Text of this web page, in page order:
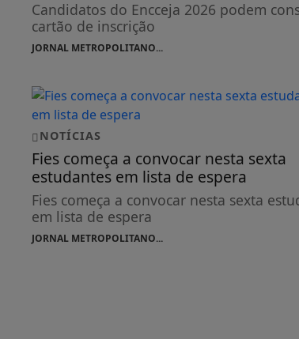
Candidatos do Encceja 2026 podem
cartão de inscrição
JORNAL METROPOLITANO...
NOTÍCIAS
Fies começa a convocar nesta sexta
estudantes em lista de espera
Fies começa a convocar nesta sexta
em lista de espera
JORNAL METROPOLITANO...